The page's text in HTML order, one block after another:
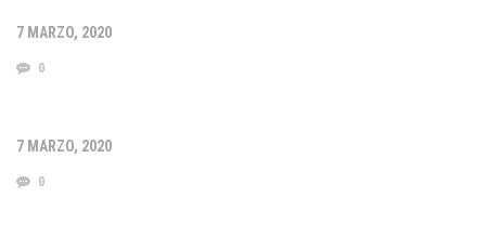
7 MARZO, 2020
0
7 MARZO, 2020
0